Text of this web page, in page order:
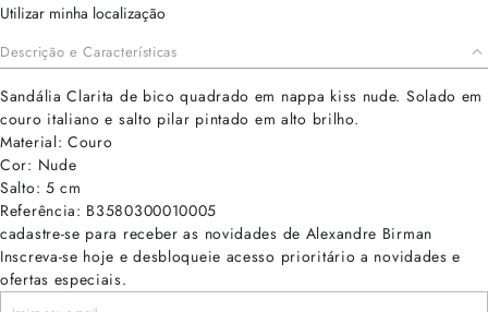
Utilizar minha localização
Descrição e Características
Sandália Clarita de bico quadrado em nappa kiss nude. Solado em
couro italiano e salto pilar pintado em alto brilho.
Material: Couro
Cor: Nude
Salto: 5 cm
Referência: B3580300010005
cadastre-se para receber as novidades de Alexandre Birman
Inscreva-se hoje e desbloqueie acesso prioritário a novidades e
ofertas especiais.